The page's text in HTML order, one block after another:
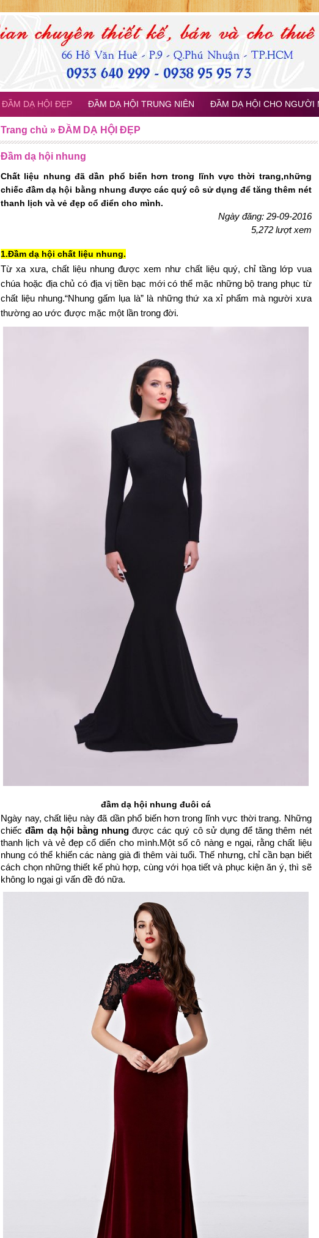
Đầm dạ hội nhung
Chất liệu nhung đã dần phổ biến hơn trong lĩnh vực thời trang,những
chiếc đầm dạ hội bằng nhung được các quý cô sử dụng để tăng thêm nét
thanh lịch và vẻ đẹp cổ điển cho mình.
Ngày đăng: 29-09-2016
5,272 lượt xem
1.Đầm dạ hội chất liệu nhung.
Từ xa xưa, chất liệu nhung được xem như chất liệu quý, chỉ tầng lớp vua
chúa hoặc địa chủ có địa vị tiền bạc mới có thể mặc những bộ trang phục từ
chất liệu nhung.“Nhung gấm lụa là” là những thứ xa xỉ phẩm mà người xưa
thường ao ước được mặc một lần trong đời.
đầm dạ hội nhung đuôi cá
Ngày nay, chất liệu này đã dần phổ biến hơn trong lĩnh vực thời trang. Những
chiếc đầm dạ hội bằng nhung được các quý cô sử dụng để tăng thêm nét
thanh lịch và vẻ đẹp cổ diển cho mình.Một số cô nàng e ngại, rằng chất liệu
nhung có thể khiến các nàng già đi thêm vài tuổi. Thế nhưng, chỉ cần bạn biết
cách chọn những thiết kế phù hợp, cùng với họa tiết và phục kiện ăn ý, thì sẽ
không lo ngại gì vấn đề đó nữa.
Trang chủ »ĐẦM DẠ HỘI ĐẸP
ĐẦM DẠ HỘI ĐẸP ĐẦM DẠ HỘI TRUNG NIÊN ĐẦM DẠ HỘI CHO NGƯỜI